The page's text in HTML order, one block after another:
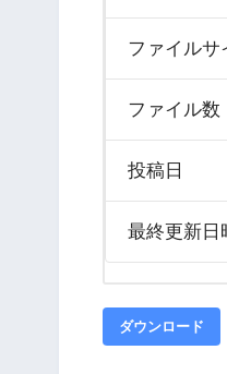
ファイルサ
ファイル数
投稿日
最終更新日
ダウンロード